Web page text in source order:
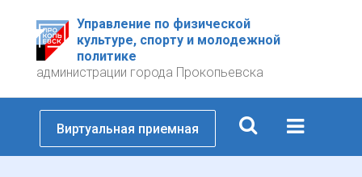
Управление по физической
культуре, спорту и молодежной
политике
администрации города Прокопьевска
Виртуальная приемная